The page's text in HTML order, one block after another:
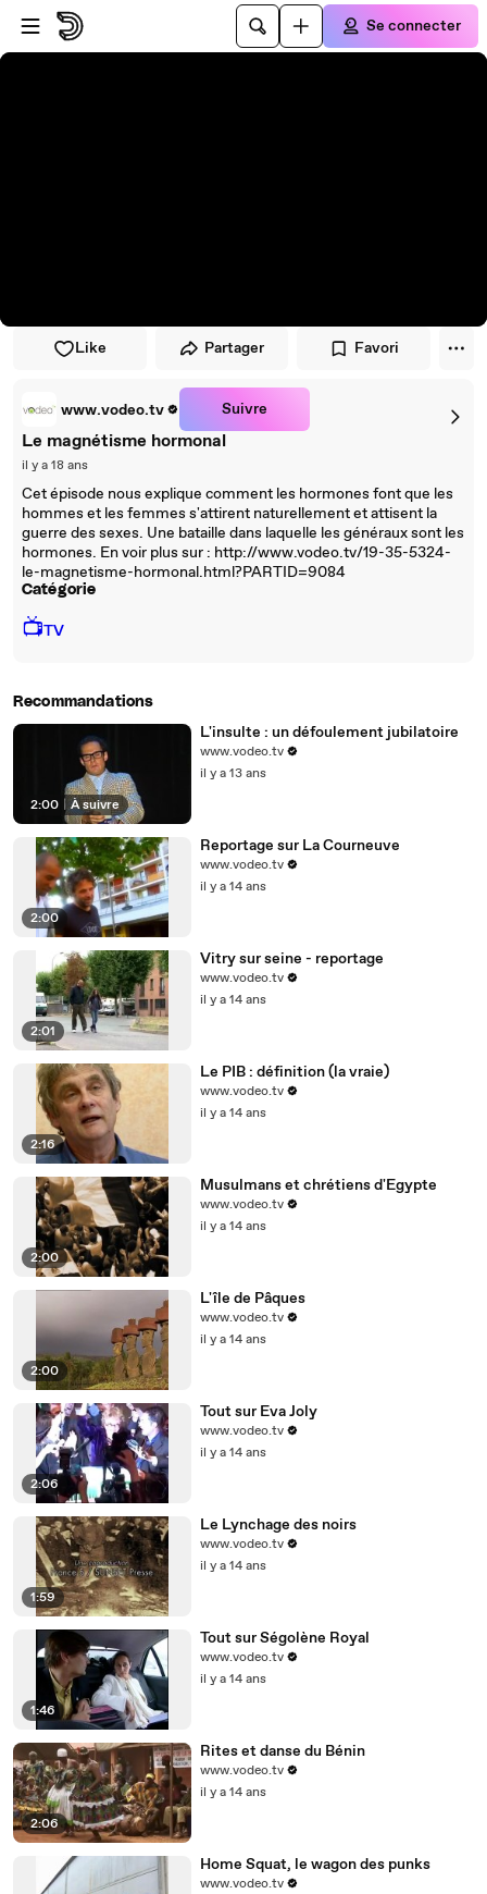
Passer au player
Passer au contenu principal
Se connecter
Like Partager Favori
www.vodeo.tv Suivre
Le magnétisme hormonal
il y a 18 ans
Cet épisode nous explique comment les hormones font que les
hommes et les femmes s'attirent naturellement et attisent la
guerre des sexes. Une bataille dans laquelle les généraux sont les
hormones. En voir plus sur : http://www.vodeo.tv/19-35-5324-
le-magnetisme-hormonal.html?PARTID=9084
Catégorie
📺TV
Recommandations
2:00 À suivre
L'insulte : un défoulement jubilatoire
www.vodeo.tv
il y a 13 ans
2:00
Reportage sur La Courneuve
www.vodeo.tv
il y a 14 ans
2:01
Vitry sur seine - reportage
www.vodeo.tv
il y a 14 ans
2:16
Le PIB : définition (la vraie)
www.vodeo.tv
il y a 14 ans
2:00
Musulmans et chrétiens d'Egypte
www.vodeo.tv
il y a 14 ans
2:00
L'île de Pâques
www.vodeo.tv
il y a 14 ans
2:06
Tout sur Eva Joly
www.vodeo.tv
il y a 14 ans
1:59
Le Lynchage des noirs
www.vodeo.tv
il y a 14 ans
1:46
Tout sur Ségolène Royal
www.vodeo.tv
il y a 14 ans
2:06
Rites et danse du Bénin
www.vodeo.tv
il y a 14 ans
Home Squat, le wagon des punks
www.vodeo.tv